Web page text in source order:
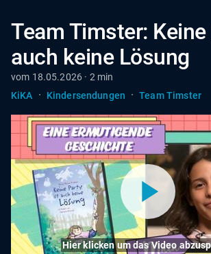
Team Timster:
auch keine Lösung
vom 18.05.2026 · 2 min
KiKA
· Kindersendungen · Team Timster
Hier klicken um das Video